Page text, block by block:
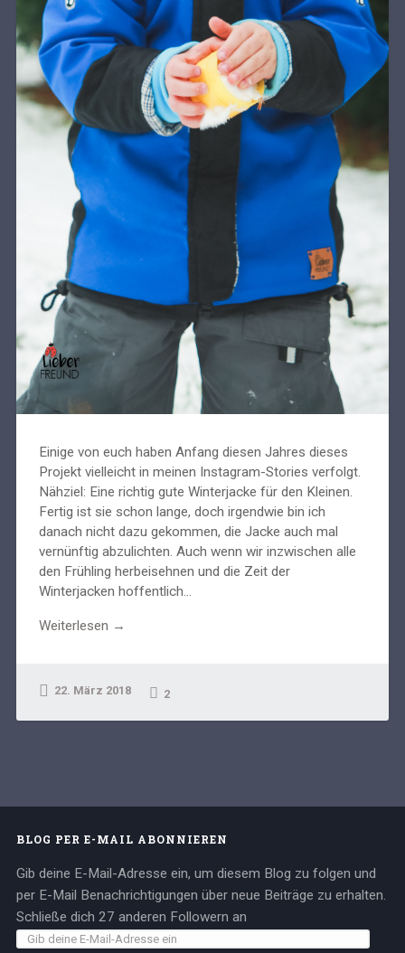
Einige von euch haben Anfang diesen Jahres dieses
Projekt vielleicht in meinen Instagram-Stories verfolgt.
Nähziel: Eine richtig gute Winterjacke für den Kleinen.
Fertig ist sie schon lange, doch irgendwie bin ich
danach nicht dazu gekommen, die Jacke auch mal
vernünftig abzulichten. Auch wenn wir inzwischen alle
den Frühling herbeisehnen und die Zeit der
Winterjacken hoffentlich...
Weiterlesen →
22. März 2018 2
BLOG PER E-MAIL ABONNIEREN
Gib deine E-Mail-Adresse ein, um diesem Blog zu folgen und
per E-Mail Benachrichtigungen über neue Beiträge zu erhalten.
Schließe dich 27 anderen Followern an